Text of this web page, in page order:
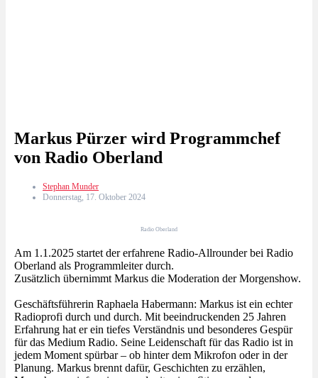
Markus Pürzer wird Programmchef
von Radio Oberland
Stephan Munder
Donnerstag, 17. Oktober 2024
Radio Oberland
Am 1.1.2025 startet der erfahrene Radio-Allrounder bei Radio
Oberland als Programmleiter durch.
Zusätzlich übernimmt Markus die Moderation der Morgenshow.
Geschäftsführerin Raphaela Habermann: Markus ist ein echter
Radioprofi durch und durch. Mit beeindruckenden 25 Jahren
Erfahrung hat er ein tiefes Verständnis und besonderes Gespür
für das Medium Radio. Seine Leidenschaft für das Radio ist in
jedem Moment spürbar – ob hinter dem Mikrofon oder in der
Planung. Markus brennt dafür, Geschichten zu erzählen,